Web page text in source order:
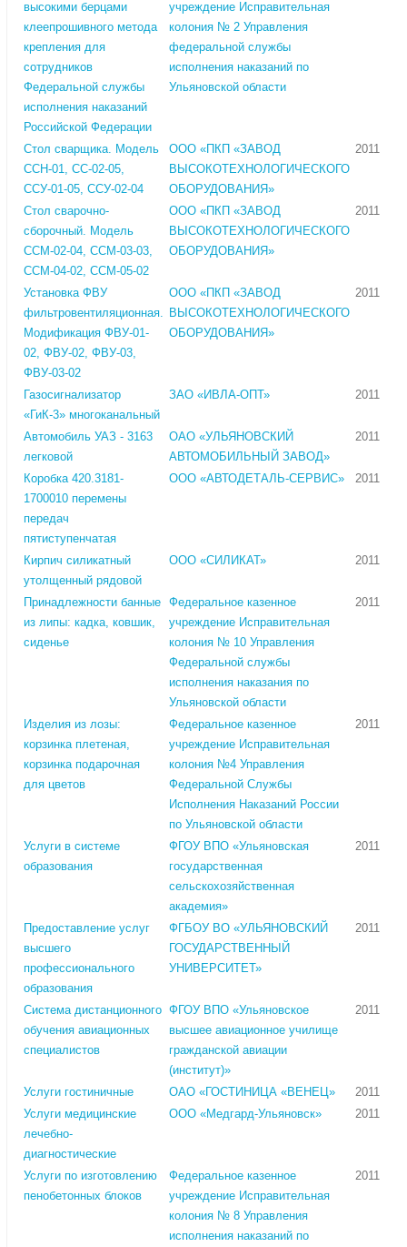
высокими берцами
клеепрошивного метода
крепления для
сотрудников
Федеральной службы
исполнения наказаний
Российской Федерации
учреждение Исправительная
колония № 2 Управления
федеральной службы
исполнения наказаний по
Ульяновской области
Стол сварщика. Модель
ССН-01, СС-02-05,
ССУ-01-05, ССУ-02-04
ООО «ПКП «ЗАВОД
ВЫСОКОТЕХНОЛОГИЧЕСКОГО
ОБОРУДОВАНИЯ»
2011
Стол сварочно-
сборочный. Модель
ССМ-02-04, ССМ-03-03,
ССМ-04-02, ССМ-05-02
ООО «ПКП «ЗАВОД
ВЫСОКОТЕХНОЛОГИЧЕСКОГО
ОБОРУДОВАНИЯ»
2011
Установка ФВУ
фильтровентиляционная.
Модификация ФВУ-01-
02, ФВУ-02, ФВУ-03,
ФВУ-03-02
ООО «ПКП «ЗАВОД
ВЫСОКОТЕХНОЛОГИЧЕСКОГО
ОБОРУДОВАНИЯ»
2011
Газосигнализатор
«ГиК-3» многоканальный
ЗАО «ИВЛА-ОПТ» 2011
Автомобиль УАЗ - 3163
легковой
ОАО «УЛЬЯНОВСКИЙ
АВТОМОБИЛЬНЫЙ ЗАВОД»
2011
Коробка 420.3181-
1700010 перемены
передач
пятиступенчатая
ООО «АВТОДЕТАЛЬ-СЕРВИС» 2011
Кирпич силикатный
утолщенный рядовой
ООО «СИЛИКАТ» 2011
Принадлежности банные
из липы: кадка, ковшик,
сиденье
Федеральное казенное
учреждение Исправительная
колония № 10 Управления
Федеральной службы
исполнения наказания по
Ульяновской области
2011
Изделия из лозы:
корзинка плетеная,
корзинка подарочная
для цветов
Федеральное казенное
учреждение Исправительная
колония №4 Управления
Федеральной Службы
Исполнения Наказаний России
по Ульяновской области
2011
Услуги в системе
образования
ФГОУ ВПО «Ульяновская
государственная
сельскохозяйственная
академия»
2011
Предоставление услуг
высшего
профессионального
образования
ФГБОУ ВО «УЛЬЯНОВСКИЙ
ГОСУДАРСТВЕННЫЙ
УНИВЕРСИТЕТ»
2011
Система дистанционного
обучения авиационных
специалистов
ФГОУ ВПО «Ульяновское
высшее авиационное училище
гражданской авиации
(институт)»
2011
Услуги гостиничные ОАО «ГОСТИНИЦА «ВЕНЕЦ»
2011
Услуги медицинские
лечебно-
диагностические
ООО «Медгард-Ульяновск» 2011
Услуги по изготовлению
пенобетонных блоков
Федеральное казенное
учреждение Исправительная
колония № 8 Управления
исполнения наказаний по
2011